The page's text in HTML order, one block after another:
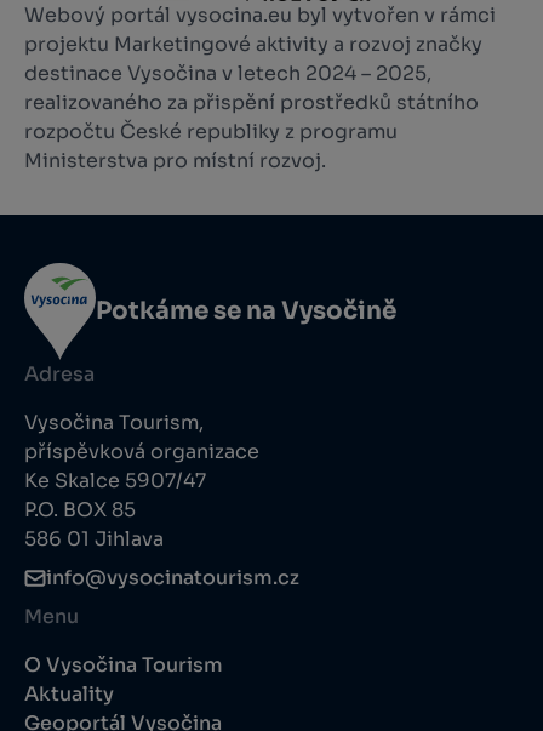
Webový portál vysocina.eu byl vytvořen v rámci
projektu Marketingové aktivity a rozvoj značky
destinace Vysočina v letech 2024 – 2025,
realizovaného za přispění prostředků státního
rozpočtu České republiky z programu
Ministerstva pro místní rozvoj.
Potkáme se na Vysočině
Adresa
Vysočina Tourism,
příspěvková organizace
Ke Skalce 5907/47
P.O. BOX 85
586 01 Jihlava
info@vysocinatourism.cz
Menu
O Vysočina Tourism
Aktuality
Geoportál Vysočina